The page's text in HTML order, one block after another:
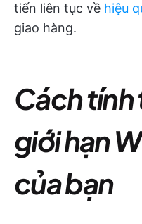
tiến liên tục về hiệu
giao hàng.
Cách tính
giới hạn
của bạn